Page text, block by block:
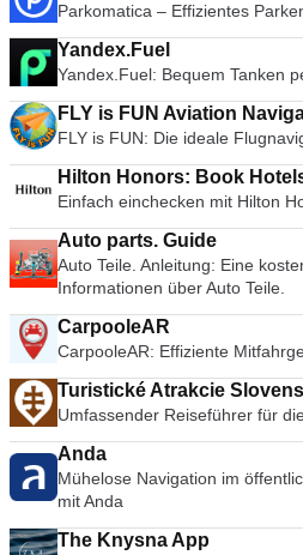
Parkomatica – Effizientes
Yandex.Fuel
Yandex.Fuel: Bequem Tanken
FLY is FUN Aviation
FLY is FUN: Die ideale
Hilton Honors: Book
Einfach einchecken mit Hilton
Auto parts. Guide
Auto Teile. Anleitung: Eine
Informationen über Auto Teile.
CarpooleAR
CarpooleAR: Effiziente
Turistické Atrakcie
Umfassender Reiseführer für
Anda
Mühelose Navigation im
mit Anda
The Knysna App